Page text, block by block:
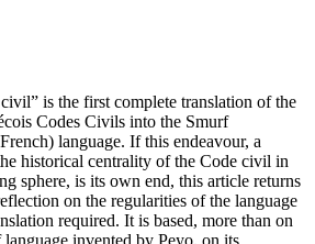
is the first complete translation of the
Codes Civils into the Smurf
language. If this endeavour, a
historical centrality of the Code civil in
sphere, is its own end, this article returns
on the regularities of the language
required. It is based, more than on
invented by Peyo, on its